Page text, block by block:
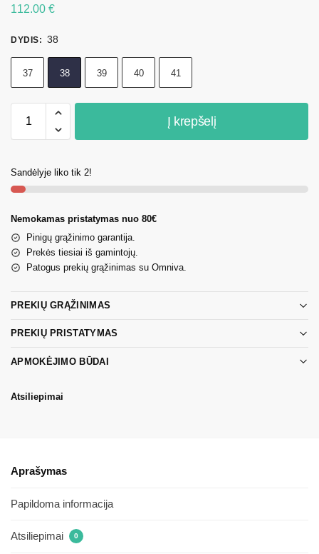
112.00 €
DYDIS: 38
37 38 39 40 41
Į krepšelį
Sandėlyje liko tik 2!
Nemokamas pristatymas nuo 80€
Pinigų grąžinimo garantija.
Prekės tiesiai iš gamintojų.
Patogus prekių grąžinimas su Omniva.
PREKIŲ GRĄŽINIMAS
PREKIŲ PRISTATYMAS
APMOKĖJIMO BŪDAI
Atsiliepimai
Aprašymas
Papildoma informacija
Atsiliepimai 0